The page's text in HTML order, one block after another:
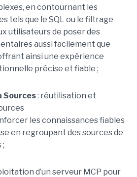
en contournant les
tels que le SQL ou le filtrage
utilisateurs de poser des
aussi facilement que
ainsi une expérience
précise et fiable ;
Sources: réutilisation et
les connaissances fiables
en regroupant des sources de
;
d’un serveur MCP pour